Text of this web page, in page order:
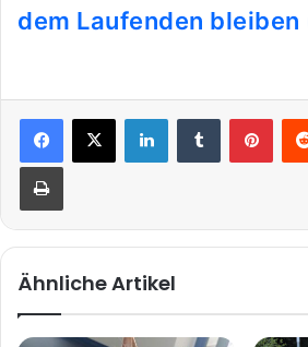
dem Laufenden
LinkedInTumblr
Drucken
Ähnliche Artikel